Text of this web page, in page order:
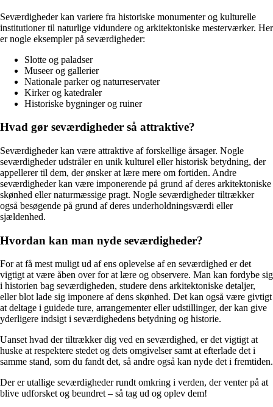
Seværdigheder kan variere fra historiske monumenter og kulturelle
institutioner til naturlige vidundere og arkitektoniske mesterværker. Her
er nogle eksempler på seværdigheder:
Slotte og paladser
Museer og gallerier
Nationale parker og naturreservater
Kirker og katedraler
Historiske bygninger og ruiner
Hvad gør seværdigheder så attraktive?
Seværdigheder kan være attraktive af forskellige årsager. Nogle
seværdigheder udstråler en unik kulturel eller historisk betydning, der
appellerer til dem, der ønsker at lære mere om fortiden. Andre
seværdigheder kan være imponerende på grund af deres arkitektoniske
skønhed eller naturmæssige pragt. Nogle seværdigheder tiltrækker
også besøgende på grund af deres underholdningsværdi eller
sjældenhed.
Hvordan kan man nyde seværdigheder?
For at få mest muligt ud af ens oplevelse af en seværdighed er det
vigtigt at være åben over for at lære og observere. Man kan fordybe sig
i historien bag seværdigheden, studere dens arkitektoniske detaljer,
eller blot lade sig imponere af dens skønhed. Det kan også være givtigt
at deltage i guidede ture, arrangementer eller udstillinger, der kan give
yderligere indsigt i seværdighedens betydning og historie.
Uanset hvad der tiltrækker dig ved en seværdighed, er det vigtigt at
huske at respektere stedet og dets omgivelser samt at efterlade det i
samme stand, som du fandt det, så andre også kan nyde det i fremtiden.
Der er utallige seværdigheder rundt omkring i verden, der venter på at
blive udforsket og beundret – så tag ud og oplev dem!